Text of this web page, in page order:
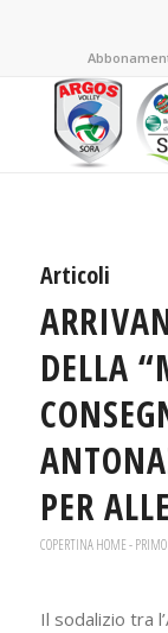
Articoli
DELLA
PER
COPERTINA HOME -
Il sodalizio tra